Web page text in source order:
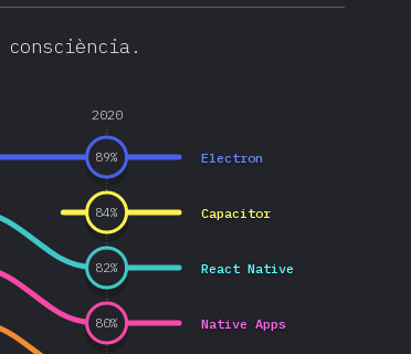
2020
Electron
React Native
Native Apps
Capacitor
89%
82%
80%
84%